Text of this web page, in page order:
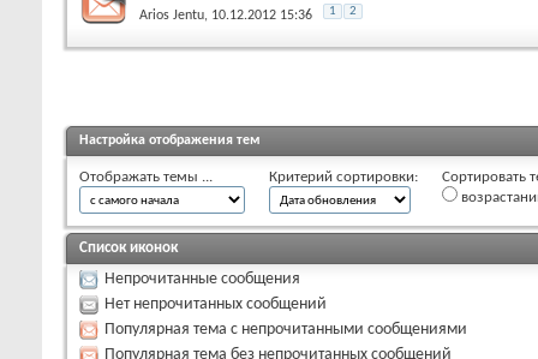
Arios Jentu, 10.12.2012 15:36 1 2
Настройка отображения тем
Отображать темы ... Критерий сортировки:
Сортировать
Список иконок
Непрочитанные сообщения
Нет непрочитанных сообщений
Популярная тема с непрочитанными сообщениями
Популярная тема без непрочитанных сообщений